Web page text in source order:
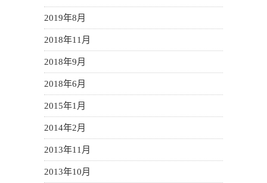
2019年8月
2018年11月
2018年9月
2018年6月
2015年1月
2014年2月
2013年11月
2013年10月